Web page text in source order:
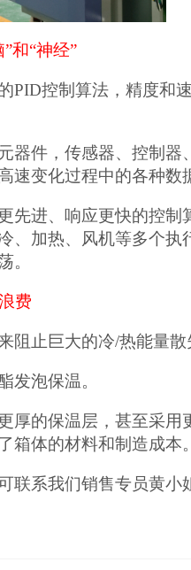
和“神经”
PID控制算法，精度和
器件，传感器、控制器
速变化过程中的各种数
先进、响应更快的控制
、加热、风机等多个执
。
费
阻止巨大的冷/热能量
发泡保温。
厚的保温层，甚至采用
箱体的材料和制造成本
联系我们销售专员黄小